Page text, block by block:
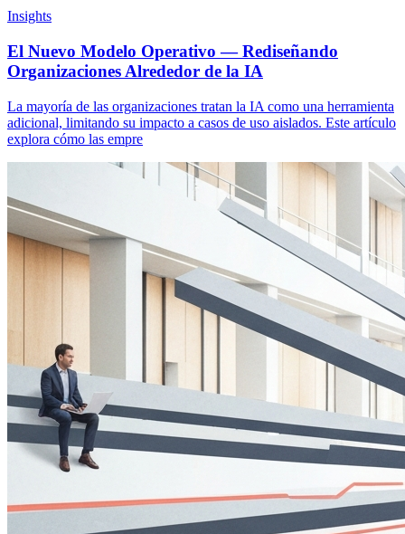
Insights
El Nuevo Modelo Operativo — Rediseñando
Organizaciones Alrededor de la IA
La mayoría de las organizaciones tratan la IA como una herramienta
adicional, limitando su impacto a casos de uso aislados. Este artículo
explora cómo las empre